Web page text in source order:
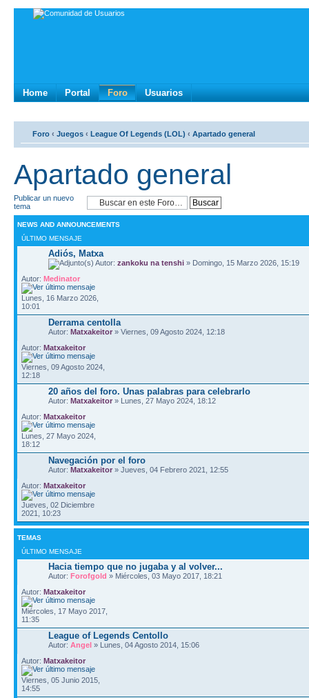
Home Portal Foro Usuarios
Foro ‹ Juegos ‹ League Of Legends (LOL) ‹ Apartado general
Apartado general
Publicar un nuevo
tema
NEWS AND ANNOUNCEMENTS
ÚLTIMO MENSAJE
Adiós, Matxa
Autor: zankoku na tenshi » Domingo, 15 Marzo 2026, 15:19
Autor: Medinator
Lunes, 16 Marzo 2026,
10:01
Derrama centolla
Autor: Matxakeitor » Viernes, 09 Agosto 2024, 12:18
Autor: Matxakeitor
Viernes, 09 Agosto 2024,
12:18
20 años del foro. Unas palabras para celebrarlo
Autor: Matxakeitor » Lunes, 27 Mayo 2024, 18:12
Autor: Matxakeitor
Lunes, 27 Mayo 2024,
18:12
Navegación por el foro
Autor: Matxakeitor » Jueves, 04 Febrero 2021, 12:55
Autor: Matxakeitor
Jueves, 02 Diciembre
2021, 10:23
TEMAS
ÚLTIMO MENSAJE
Hacia tiempo que no jugaba y al volver...
Autor: Forofgold » Miércoles, 03 Mayo 2017, 18:21
Autor: Matxakeitor
Miércoles, 17 Mayo 2017,
11:35
League of Legends Centollo
Autor: Angel » Lunes, 04 Agosto 2014, 15:06
Autor: Matxakeitor
Viernes, 05 Junio 2015,
14:55